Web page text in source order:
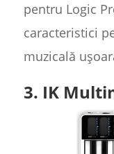
pentru Logic
caracteristici
muzicală
3. IK